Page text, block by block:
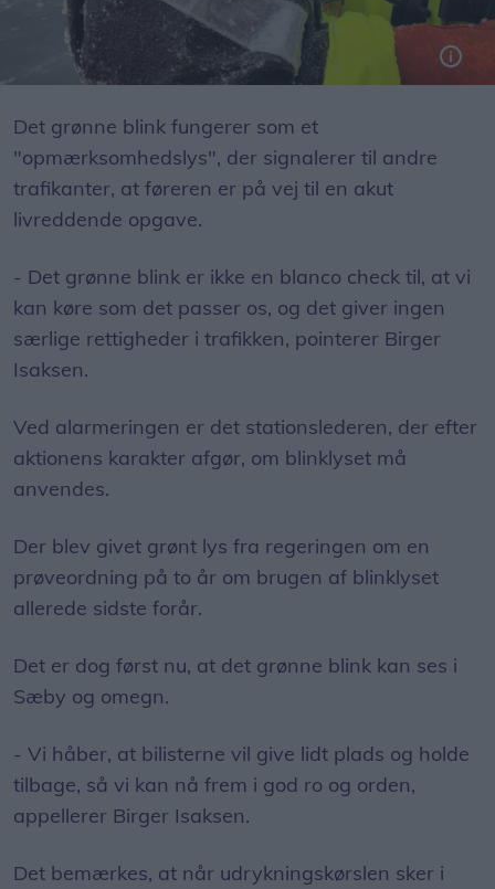
Det grønne blink fungerer som et
"opmærksomhedslys", der signalerer til andre
trafikanter, at føreren er på vej til en akut
livreddende opgave.
- Det grønne blink er ikke en blanco check til, at vi
kan køre som det passer os, og det giver ingen
særlige rettigheder i trafikken, pointerer Birger
Isaksen.
Ved alarmeringen er det stationslederen, der efter
aktionens karakter afgør, om blinklyset må
anvendes.
Der blev givet grønt lys fra regeringen om en
prøveordning på to år om brugen af blinklyset
allerede sidste forår.
Det er dog først nu, at det grønne blink kan ses i
Sæby og omegn.
- Vi håber, at bilisterne vil give lidt plads og holde
tilbage, så vi kan nå frem i god ro og orden,
appellerer Birger Isaksen.
Det bemærkes, at når udrykningskørslen sker i